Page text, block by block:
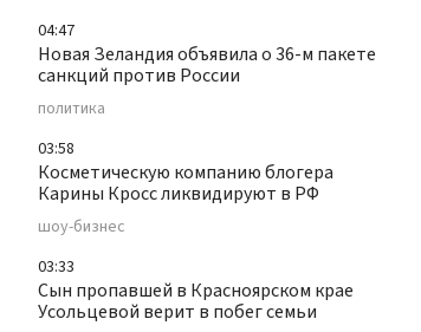
04:47
Новая Зеландия объявила о 36-м пакете
санкций против России
политика
03:58
Косметическую компанию блогера
Карины Кросс ликвидируют в РФ
шоу-бизнес
03:33
Сын пропавшей в Красноярском крае
Усольцевой верит в побег семьи